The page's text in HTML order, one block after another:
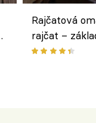
Rajčatová
rajčat –